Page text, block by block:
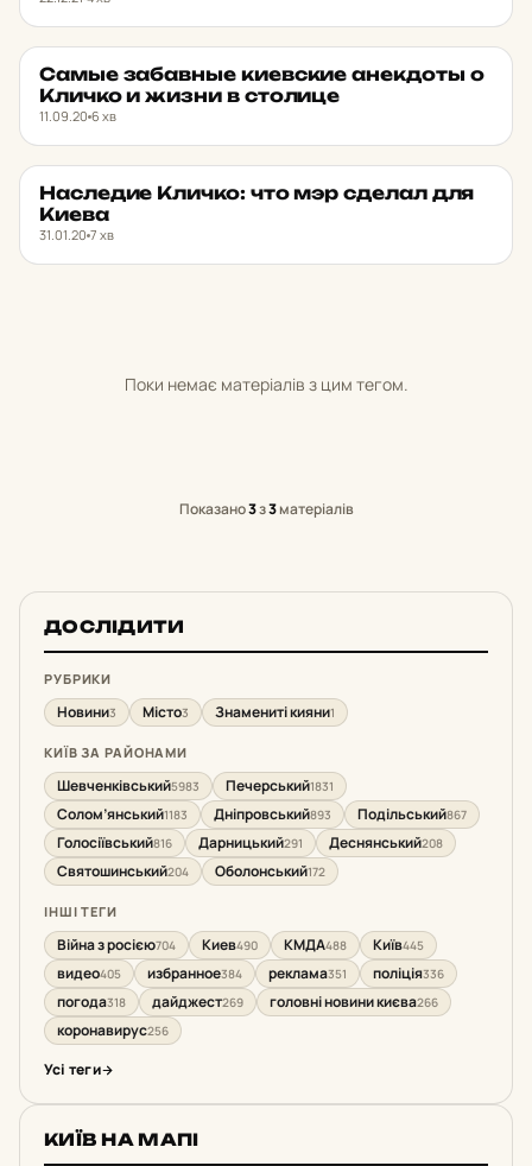
МІСТО ★ ОБРАНЕ
Самые за­бав­ные ки­ев­ские анек­доты о
Кличко и жизни в сто­ли­це
11.09.20 6 хв
МІСТО ★ ОБРАНЕ
Нас­ле­дие Кличко: что мэр сделал для
Киева
31.01.20 7 хв
Поки немає матеріалів з цим тегом.
Показано3з3матеріалів
ДОСЛІДИТИ
РУБРИКИ
Новини3 Місто3 Знамениті кияни1
КИЇВ ЗА РАЙОНАМИ
Шевченківський5983 Печерський1831
Солом’янський1183 Дніпровський893 Подільський867
Голосіївський816 Дарницький291 Деснянський208
Святошинський204 Оболонський172
ІНШІ ТЕГИ
Війна з росією704 Киев490 КМДА488 Київ445
видео405 избранное384 реклама351 поліція336
погода318 дайджест269 головні новини києва266
коронавирус256
Усі теги
КИЇВ НА МАПІ